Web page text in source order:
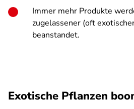
Immer mehr Produkte
zugelassener (oft
beanstandet.
Exotische Pflanzen